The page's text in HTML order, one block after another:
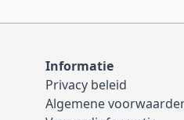
Informatie
Privacy beleid
Algemene